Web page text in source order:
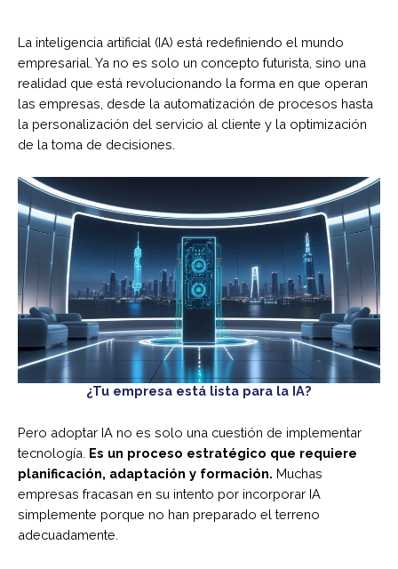
La inteligencia artificial (IA) está redefiniendo el mundo
empresarial. Ya no es solo un concepto futurista, sino una
realidad que está revolucionando la forma en que operan
las empresas, desde la automatización de procesos hasta
la personalización del servicio al cliente y la optimización
de la toma de decisiones.
¿Tu empresa está lista para la IA?
Pero adoptar IA no es solo una cuestión de implementar
tecnología. Es un proceso estratégico que requiere
planificación, adaptación y formación. Muchas
empresas fracasan en su intento por incorporar IA
simplemente porque no han preparado el terreno
adecuadamente.